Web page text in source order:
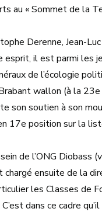
au « Sommet de la
Derenne, Jean-
il est parmi les
de l’écologie
wallon (à la
son soutien à son
17e position sur la
de l’ONG Diobass
ensuite de la
les Classes de
dans ce cadre